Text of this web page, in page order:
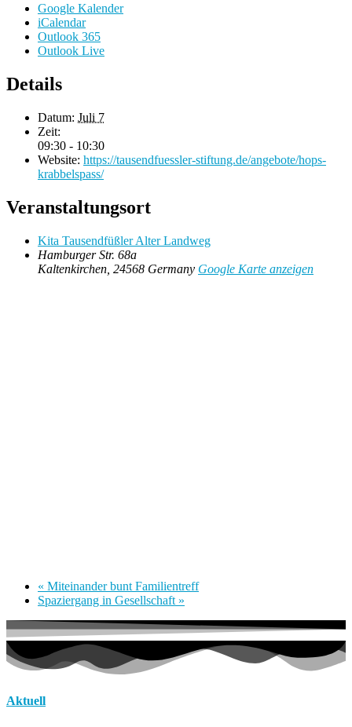
Google Kalender
iCalendar
Outlook 365
Outlook Live
Details
Datum: Juli 7
Zeit:
09:30 - 10:30
Website: https://tausendfuessler-stiftung.de/angebote/hops-
krabbelspass/
Veranstaltungsort
Kita Tausendfüßler Alter Landweg
Hamburger Str. 68a
Kaltenkirchen 24568 Germany Google Karte anzeigen
« Miteinander bunt Familientreff
Spaziergang in Gesellschaft »
Aktuell